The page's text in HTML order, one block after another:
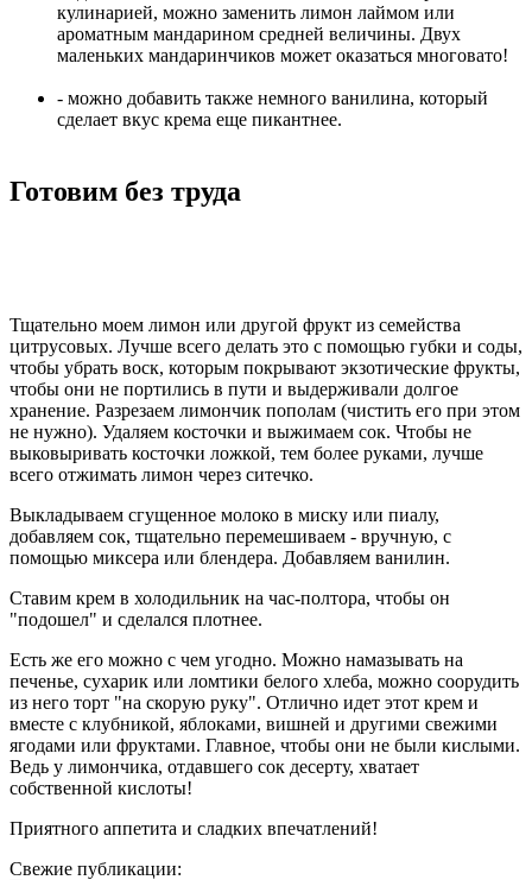
кулинарией, можно заменить лимон лаймом или
ароматным мандарином средней величины. Двух
маленьких мандаринчиков может оказаться многовато!
- можно добавить также немного ванилина, который
сделает вкус крема еще пикантнее.
Готовим без труда
Тщательно моем лимон или другой фрукт из семейства
цитрусовых. Лучше всего делать это с помощью губки и соды,
чтобы убрать воск, которым покрывают экзотические фрукты,
чтобы они не портились в пути и выдерживали долгое
хранение. Разрезаем лимончик пополам (чистить его при этом
не нужно). Удаляем косточки и выжимаем сок. Чтобы не
выковыривать косточки ложкой, тем более руками, лучше
всего отжимать лимон через ситечко.
Выкладываем сгущенное молоко в миску или пиалу,
добавляем сок, тщательно перемешиваем - вручную, с
помощью миксера или блендера. Добавляем ванилин.
Ставим крем в холодильник на час-полтора, чтобы он
"подошел" и сделался плотнее.
Есть же его можно с чем угодно. Можно намазывать на
печенье, сухарик или ломтики белого хлеба, можно соорудить
из него торт "на скорую руку". Отлично идет этот крем и
вместе с клубникой, яблоками, вишней и другими свежими
ягодами или фруктами. Главное, чтобы они не были кислыми.
Ведь у лимончика, отдавшего сок десерту, хватает
собственной кислоты!
Приятного аппетита и сладких впечатлений!
Свежие публикации: